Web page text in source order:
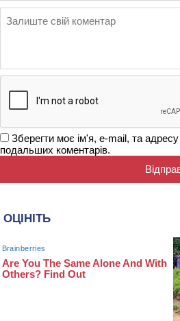
Зберегти моє ім'я, e-mail, та
подальших коментарів.